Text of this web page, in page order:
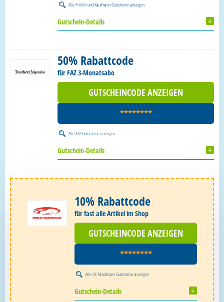
AlleFrölich und Kaufmann Gutscheineanzeigen
Gutschein-Details
50% Rabattcode
für FAZ 3-Monatsabo
GUTSCHEINCODE ANZEIGEN
********
AlleFAZ Gutscheineanzeigen
Gutschein-Details
10% Rabattcode
für fast alle Artikel im Shop
GUTSCHEINCODE ANZEIGEN
********
AlleCK-Modelcars Gutscheineanzeigen
Gutschein-Details